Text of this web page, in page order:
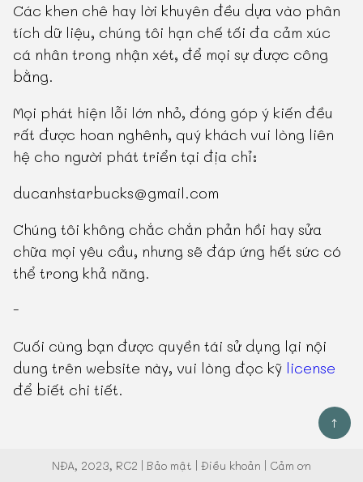
Các khen chê hay lời khuyên đều dựa vào phân
tích dữ liệu, chúng tôi hạn chế tối đa cảm xúc
cá nhân trong nhận xét, để mọi sự được công
bằng.
Mọi phát hiện lỗi lớn nhỏ, đóng góp ý kiến đều
rất được hoan nghênh, quý khách vui lòng liên
hệ cho người phát triển tại địa chỉ:
ducanhstarbucks@gmail.com
Chúng tôi không chắc chắn phản hồi hay sửa
chữa mọi yêu cầu, nhưng sẽ đáp ứng hết sức có
thể trong khả năng.
-
Cuối cùng bạn được quyền tái sử dụng lại nội
dung trên website này, vui lòng đọc kỹ license
để biết chi tiết.
↑
NĐA, 2023, RC2 | Bảo mật | Điều khoản | Cảm ơn